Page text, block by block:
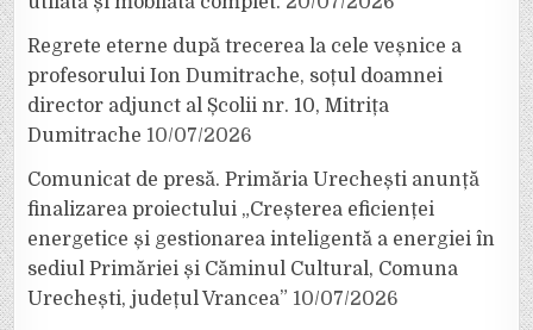
Regrete eterne după trecerea la cele veșnice a
profesorului Ion Dumitrache, soțul doamnei
director adjunct al Școlii nr. 10, Mitrița
Dumitrache 10/07/2026
Comunicat de presă. Primăria Urechești anunță
finalizarea proiectului „Creșterea eficienței
energetice și gestionarea inteligentă a energiei în
sediul Primăriei și Căminul Cultural, Comuna
Urechești, județul Vrancea” 10/07/2026